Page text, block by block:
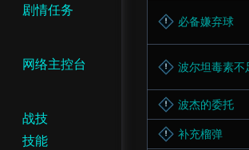
剧情任务
网络主控台
战技
技能
必备嫌弃球
波尔坦毒素不
波杰的委托
补充榴弹